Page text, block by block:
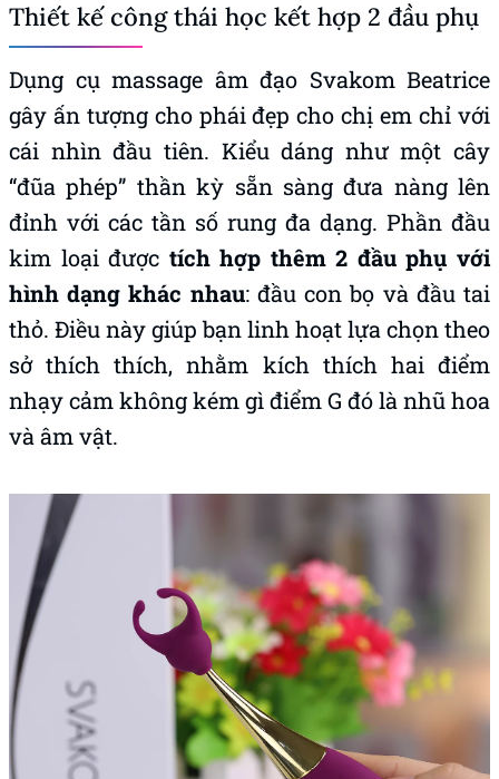
Thiết kế công thái học kết hợp 2 đầu phụ
Dụng cụ massage âm đạo Svakom Beatrice
gây ấn tượng cho phái đẹp cho chị em chỉ với
cái nhìn đầu tiên. Kiểu dáng như một cây
“đũa phép” thần kỳ sẵn sàng đưa nàng lên
đỉnh với các tần số rung đa dạng. Phần đầu
kim loại được tích hợp thêm 2 đầu phụ với
hình dạng khác nhau: đầu con bọ và đầu tai
thỏ. Điều này giúp bạn linh hoạt lựa chọn theo
sở thích thích, nhằm kích thích hai điểm
nhạy cảm không kém gì điểm G đó là nhũ hoa
và âm vật.